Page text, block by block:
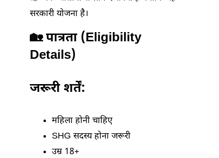
सरकारी योजना है।
🏡 पात्रता (Eligibility
Details)
जरूरी शर्तें:
महिला होनी चाहिए
SHG सदस्य होना जरूरी
उम्र 18+